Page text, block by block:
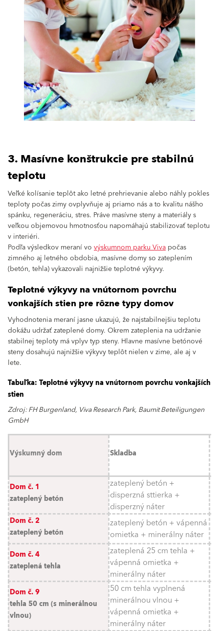
3. Masívne konštrukcie pre stabilnú
teplotu
Veľké kolísanie teplôt ako letné prehrievanie alebo náhly pokles
teploty počas zimy ovplyvňuje aj priamo nás a to kvalitu nášho
spánku, regeneráciu, stres. Práve masívne steny a materiály s
veľkou objemovou hmotnosťou napomáhajú stabilizovať teplotu
v interiéri.
Podľa výsledkov meraní vo výskumnom parku Viva počas
zimného aj letného obdobia, masívne domy so zateplením
(betón, tehla) vykazovali najnižšie teplotné výkyvy.
Teplotné výkyvy na vnútornom povrchu
vonkajších stien pre rôzne typy domov
Vyhodnotenia meraní jasne ukazujú, že najstabilnejšiu teplotu
dokážu udržať zateplené domy. Okrem zateplenia na udržanie
stabilnej teploty má vplyv typ steny. Hlavne masívne betónové
steny dosahujú najnižšie výkyvy teplôt nielen v zime, ale aj v
lete.
Tabuľka: Teplotné výkyvy na vnútornom povrchu vonkajších
stien
Zdroj: FH Burgenland, Viva Research Park, Baumit Beteiligungen
GmbH
Výskumný dom Skladba
Dom č. 1
zateplený betón
zateplený betón +
disperzná sttierka +
disperzný náter
Dom č. 2
zateplený betón
zateplený betón + vápenná
omietka + minerálny náter
Dom č. 4
zateplená tehla
zateplená 25 cm tehla +
vápenná omietka +
minerálny náter
Dom č. 9
tehla 50 cm (s minerálnou
vlnou)
50 cm tehla vyplnená
minerálnou vlnou +
vápenná omietka +
minerálny náter